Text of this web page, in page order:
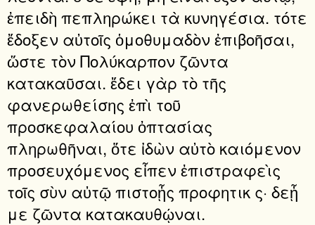
ἐπειδὴ πεπληρώκει τὰ κυνηγέσια. τότε
ἔδοξεν αὐτοῖς ὁμοθυμαδὸν ἐπιβοῆσαι,
ὥστε τὸν Πολύκαρπον ζῶντα
κατακαῦσαι. ἔδει γὰρ τὸ τῆς
φανερωθείσης ἐπὶ τοῦ
προσκεφαλαίου ὀπτασίας
πληρωθῆναι, ὅτε ἰδὼν αὐτὸ καιόμενον
προσευχόμενος εἶπεν ἐπιστραφεὶς
τοῖς σὺν αὐτῷ πιστοᾖς προφητικ ς· δεᾖ
με ζῶντα κατακαυθῴναι.